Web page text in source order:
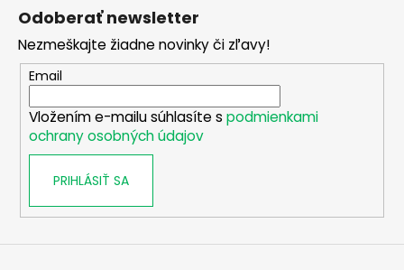
Odoberať newsletter
Nezmeškajte žiadne novinky či zľavy!
Email
Vložením e-mailu súhlasíte s podmienkami
ochrany osobných údajov
PRIHLÁSIŤ SA